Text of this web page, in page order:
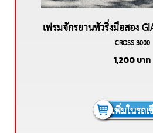
เฟรมจักรยานทัวริ่งมือสอง
ล้อ 700c
CROSS 3000
1,200บาท
เพิ่มในรถ